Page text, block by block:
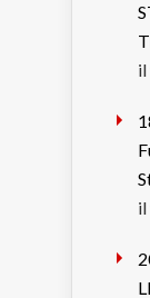
il
il